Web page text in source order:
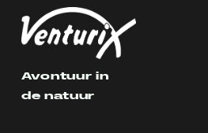
Avontuur in
de natuur